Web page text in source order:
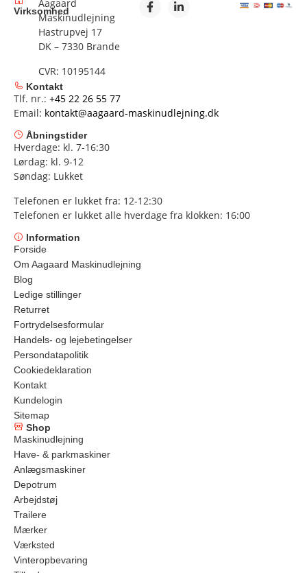
Virksomhed
Aagaard
Maskinudlejning
Hastrupvej 17
DK – 7330 Brande
CVR: 10195144
Kontakt
Tlf. nr.: +45 22 26 55 77
Email: kontakt@aagaard-maskinudlejning.dk
Åbningstider
Hverdage: kl. 7-16:30
Lørdag: kl. 9-12
Søndag: Lukket
Telefonen er lukket fra: 12-12:30
Telefonen er lukket alle hverdage fra klokken: 16:00
Information
Forside
Om Aagaard Maskinudlejning
Blog
Ledige stillinger
Returret
Fortrydelsesformular
Handels- og lejebetingelser
Persondatapolitik
Cookiedeklaration
Kontakt
Kundelogin
Sitemap
Shop
Maskinudlejning
Have- & parkmaskiner
Anlægsmaskiner
Depotrum
Arbejdstøj
Trailere
Mærker
Værksted
Vinteropbevaring